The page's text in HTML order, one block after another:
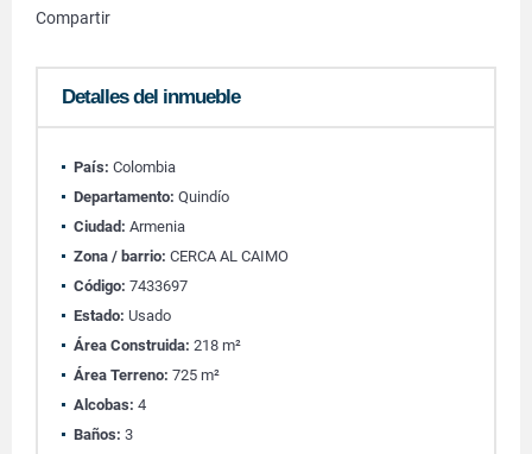
Compartir
Detalles del inmueble
País: Colombia
Departamento: Quindío
Ciudad: Armenia
Zona / barrio: CERCA AL CAIMO
Código: 7433697
Estado: Usado
Área Construida: 218 m²
Área Terreno: 725 m²
Alcobas: 4
Baños: 3